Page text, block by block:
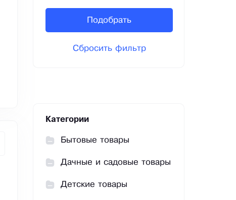
Подобрать
Сбросить фильтр
Категории
Бытовые товары
Дачные и садовые товары
Детские товары